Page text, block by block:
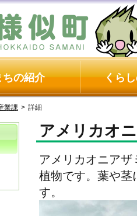
ちの紹介 くら
業課 > 詳細
アメリカオ
アメリカオニア
植物です。葉や茎
す。